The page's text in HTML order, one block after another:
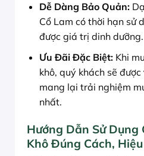
Dễ Dàng Bảo Quản:
Cổ Lam có thời hạn sử
được giá trị dinh dưỡng.
Ưu Đãi Đặc Biệt:Khi
khô, quý khách sẽ được
mang lại trải nghiệm
nhất.
Hướng Dẫn Sử Dụng
Khô Đúng Cách,